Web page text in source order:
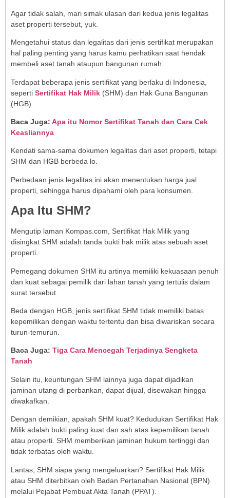
Agar tidak salah, mari simak ulasan dari kedua jenis legalitas
aset properti tersebut, yuk.
Mengetahui status dan legalitas dari jenis sertifikat merupakan
hal paling penting yang harus kamu perhatikan saat hendak
membeli aset tanah ataupun bangunan rumah.
Terdapat beberapa jenis sertifikat yang berlaku di Indonesia,
seperti Sertifikat Hak Milik (SHM) dan Hak Guna Bangunan
(HGB).
Baca Juga: Apa itu Nomor Sertifikat Tanah dan Cara Cek
Keasliannya
Kendati sama-sama dokumen legalitas dari aset properti, tetapi
SHM dan HGB berbeda lo.
Perbedaan jenis legalitas ini akan menentukan harga jual
properti, sehingga harus dipahami oleh para konsumen.
Apa Itu SHM?
Mengutip laman Kompas.com, Sertifikat Hak Milik yang
disingkat SHM adalah tanda bukti hak milik atas sebuah aset
properti.
Pemegang dokumen SHM itu artinya memiliki kekuasaan penuh
dan kuat sebagai pemilik dari lahan tanah yang tertulis dalam
surat tersebut.
Beda dengan HGB, jenis sertifikat SHM tidak memiliki batas
kepemilikan dengan waktu tertentu dan bisa diwariskan secara
turun-temurun.
Baca Juga: Tiga Cara Mencegah Terjadinya Sengketa
Tanah
Selain itu, keuntungan SHM lainnya juga dapat dijadikan
jaminan utang di perbankan, dapat dijual, disewakan hingga
diwakafkan.
Dengan demikian, apakah SHM kuat? Kedudukan Sertifikat Hak
Milik adalah bukti paling kuat dan sah atas kepemilikan tanah
atau properti. SHM memberikan jaminan hukum tertinggi dan
tidak terbatas oleh waktu.
Lantas, SHM siapa yang mengeluarkan? Sertifikat Hak Milik
atau SHM diterbitkan oleh Badan Pertanahan Nasional (BPN)
melalui Pejabat Pembuat Akta Tanah (PPAT).